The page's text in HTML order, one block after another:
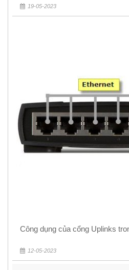
Rẻ 5k
19-05-2023
Công dụng của cổng Uplinks
12-05-2023